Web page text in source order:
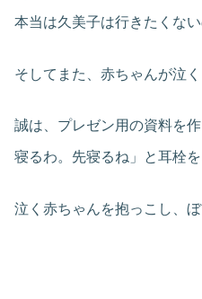
本当は久美子は行きたくない
そしてまた、赤ちゃんが泣
誠は、プレゼン用の資料を
寝るわ。先寝るね」と耳栓
泣く赤ちゃんを抱っこし、ぼ